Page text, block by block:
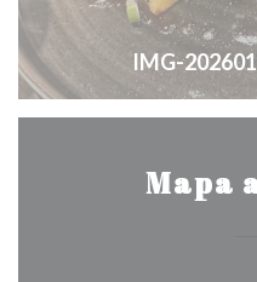
IMG-
Mapa